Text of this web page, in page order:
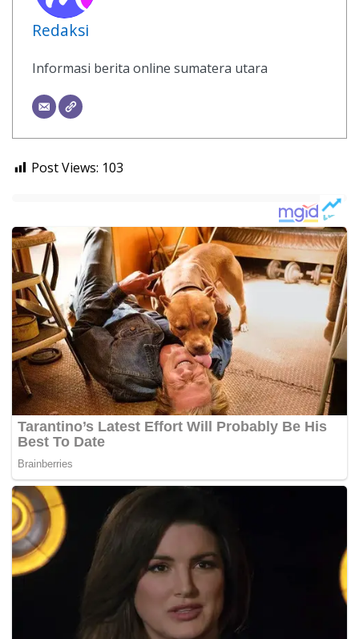
Redaksi
Informasi berita online sumatera utara
Post Views: 103